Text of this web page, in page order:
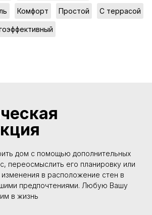
Комфорт Простой С террасой
дом с помощью дополнительных
переосмыслить его планировку или
в расположение стен в
предпочтениями. Любую Вашу
в жизнь